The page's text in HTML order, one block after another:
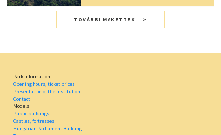
TOVÁBBI MAKETTEK
Park information
Opening hours, ticket prices
Presentation of the institution
Contact
Models
Public buildings
Castles, fortresses
Hungarian Parliament Building